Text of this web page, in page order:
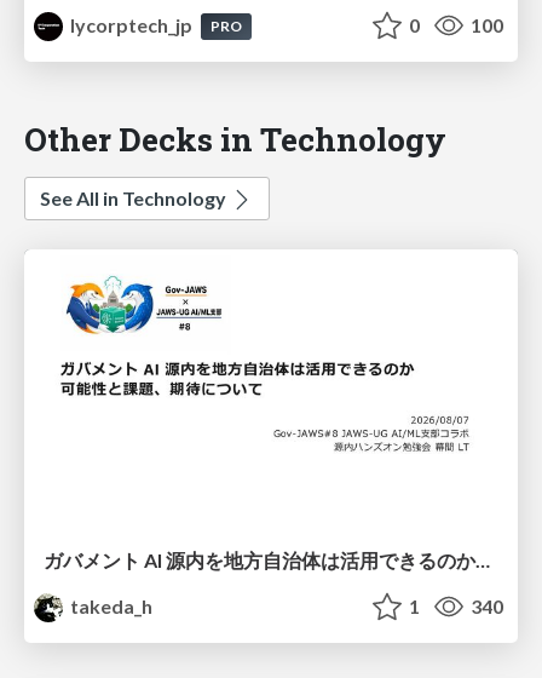
lycorptech_jp
PRO 0 100
Other Decks in Technology
See All in Technology
ガバメント AI 源内を地方自治体は活用できるのか 可能性と課題、期待について
takeda_h
1 340